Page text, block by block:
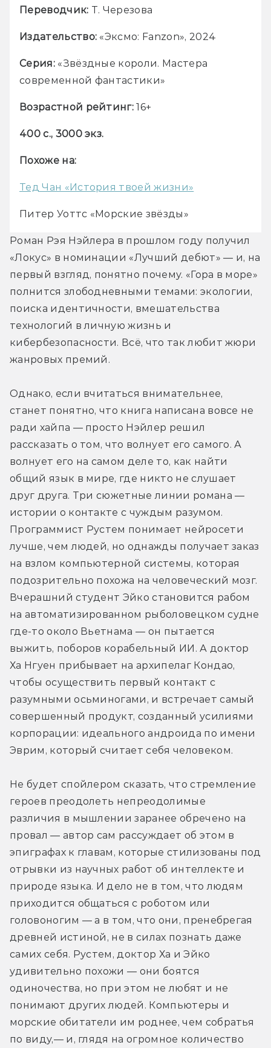
Переводчик: Т. Черезова
Издательство: «Эксмо: Fanzon», 2024
Серия: «Звёздные короли. Мастера
современной фантастики»
Возрастной рейтинг: 16+
400 с., 3000 экз.
Похоже на:
Тед Чан «История твоей жизни»
Питер Уоттс «Морские звёзды»
Роман Рэя Нэйлера в прошлом году получил
«Локус» в номинации «Лучший дебют» — и, на
первый взгляд, понятно почему. «Гора в море»
полнится злободневными темами: экологии,
поиска идентичности, вмешательства
технологий в личную жизнь и
кибербезопасности. Всё, что так любит жюри
жанровых премий.
Однако, если вчитаться внимательнее,
станет понятно, что книга написана вовсе не
ради хайпа — просто Нэйлер решил
рассказать о том, что волнует его самого. А
волнует его на самом деле то, как найти
общий язык в мире, где никто не слушает
друг друга. Три сюжетные линии романа —
истории о контакте с чуждым разумом.
Программист Рустем понимает нейросети
лучше, чем людей, но однажды получает заказ
на взлом компьютерной системы, которая
подозрительно похожа на человеческий мозг.
Вчерашний студент Эйко становится рабом
на автоматизированном рыболовецком судне
где-то около Вьетнама — он пытается
выжить, поборов корабельный ИИ. А доктор
Ха Нгуен прибывает на архипелаг Кондао,
чтобы осуществить первый контакт с
разумными осьминогами, и встречает самый
совершенный продукт, созданный усилиями
корпорации: идеального андроида по имени
Эврим, который считает себя человеком.
Не будет спойлером сказать, что стремление
различия в мышлении заранее обречено на
провал — автор сам рассуждает об этом в
эпиграфах к главам, которые стилизованы под
отрывки из научных работ об интеллекте и
природе языка. И дело не в том, что людям
приходится общаться с роботом или
головоногим — а в том, что они, пренебрегая
древней истиной, не в силах познать даже
самих себя. Рустем, доктор Ха и Эйко
удивительно похожи — они боятся
одиночества, но при этом не любят и не
понимают других людей. Компьютеры и
морские обитатели им роднее, чем собратья
по виду,— и, глядя на огромное количество